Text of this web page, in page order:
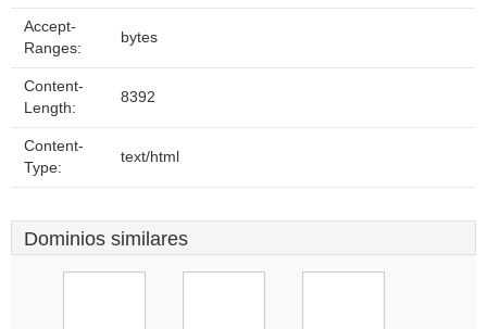
Accept-
Ranges:
bytes
Content-
Length:
8392
Content-
Type:
text/html
Dominios similares